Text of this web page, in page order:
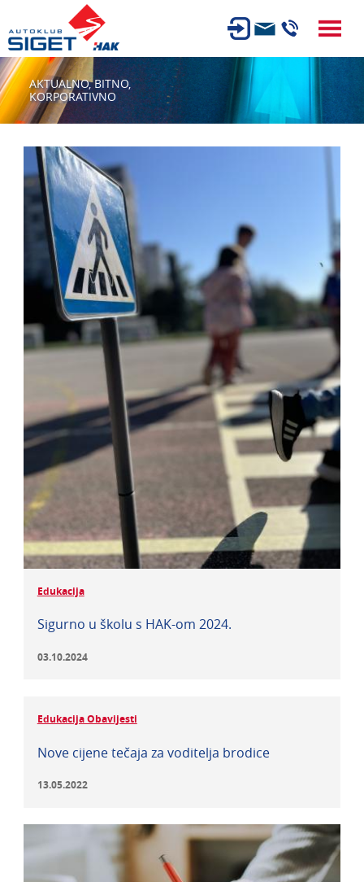
ČLANSTVO
TEHNIČKI PREGLED
O NAMA
KARIJERA
AUTOŠKOLA
AKTUALNO,BITNO,
KORPORATIVNO
Edukacija
Sigurno u školu s HAK-om 2024.
03.10.2024
Edukacija Obavijesti
Nove cijene tečaja za voditelja brodice
13.05.2022